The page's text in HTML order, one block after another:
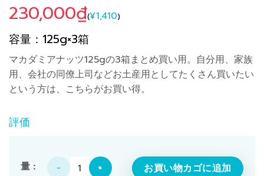
230,000₫(¥1,410)
容量：125g×3箱
マカダミアナッツ125gの3箱まとめ買い用。自分用、家族
用、会社の同僚上司などお土産用としてたくさん買いたい
という方は、こちらがお買い得。
評価
【SET】マカダミアナッツ125g×3箱個お買い物カゴに追加